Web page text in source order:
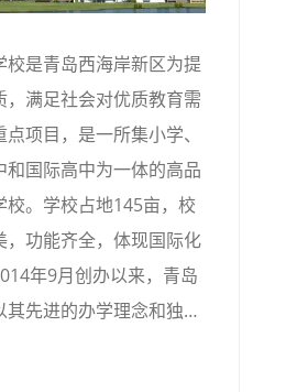
校是青岛西海岸新区为提
，满足社会对优质教育需
项目，是一所集小学、
和国际高中为一体的高品
校。学校占地145亩，校
，功能齐全，体现国际化
年9月创办以来，青岛
其先进的办学理念和独…